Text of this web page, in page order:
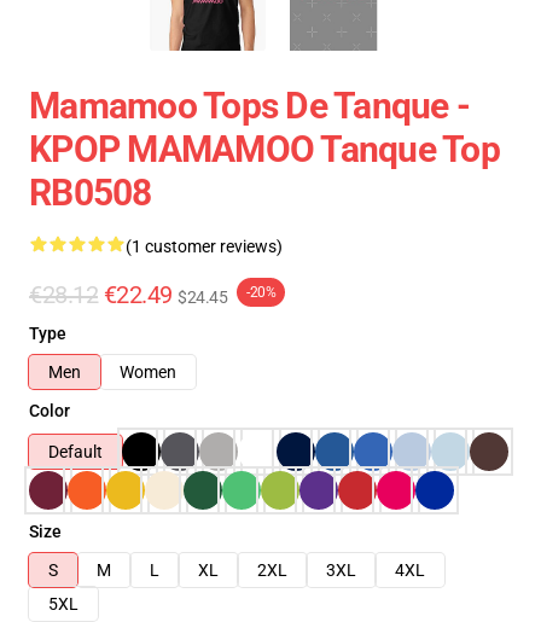
Mamamoo Tops De Tanque -
KPOP MAMAMOO Tanque Top
RB0508
(1 customer reviews)
€28.12 €22.49 $24.45 -20%
Type
Men
Women
Color
Default
Size
S
M L XL 2XL 3XL
4XL
5XL